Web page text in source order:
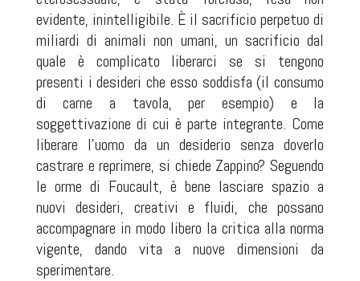
evidente, inintelligibile. È il sacrificio perpetuo di
miliardi di animali non umani, un sacrificio dal
quale è complicato liberarci se si tengono
presenti i desideri che esso soddisfa (il consumo
di carne a tavola, per esempio) e la
soggettivazione di cui è parte integrante. Come
liberare l’uomo da un desiderio senza doverlo
castrare e reprimere, si chiede Zappino? Seguendo
le orme di Foucault, è bene lasciare spazio a
nuovi desideri, creativi e fluidi, che possano
accompagnare in modo libero la critica alla norma
vigente, dando vita a nuove dimensioni da
sperimentare.